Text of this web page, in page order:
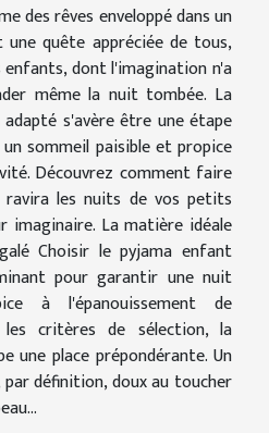
des rêves enveloppé dans un
quête appréciée de tous,
dont l'imagination n'a
même la nuit tombée. La
s'avère être une étape
sommeil paisible et propice
Découvrez comment faire
ravira les nuits de vos petits
La matière idéale
Choisir le pyjama enfant
pour garantir une nuit
à l'épanouissement de
les critères de sélection, la
une place prépondérante. Un
définition, doux au toucher